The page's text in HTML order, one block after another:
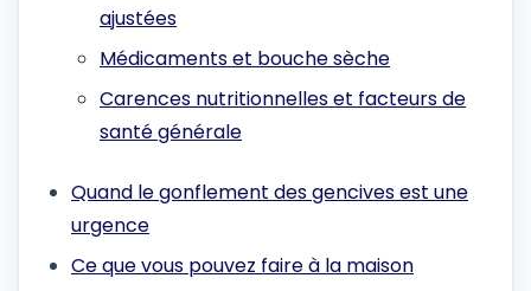
ajustées
Médicaments et bouche sèche
Carences nutritionnelles et facteurs de
santé générale
Quand le gonflement des gencives est une
urgence
Ce que vous pouvez faire à la maison